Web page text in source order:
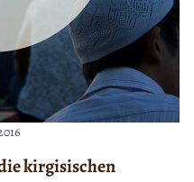
kirgisischen